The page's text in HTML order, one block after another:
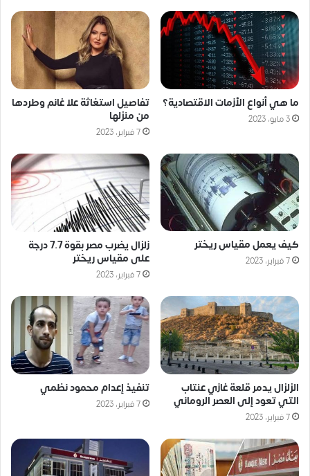
ما هي أنواع الأزمات الاقتصادية؟
3 مايو، 2023
تفاصيل استغاثة علا غانم وطردها
من منزلها
7 فبراير، 2023
كيف يعمل مقياس ريختر
7 فبراير، 2023
زلزال يضرب مصر بقوة 7.7 درجة
على مقياس ريختر
7 فبراير، 2023
الزلزال يدمر قلعة غازي عنتاب
التي تعود إلى العصر الروماني
7 فبراير، 2023
تنفيذ إعدام محمود نظمي
7 فبراير، 2023